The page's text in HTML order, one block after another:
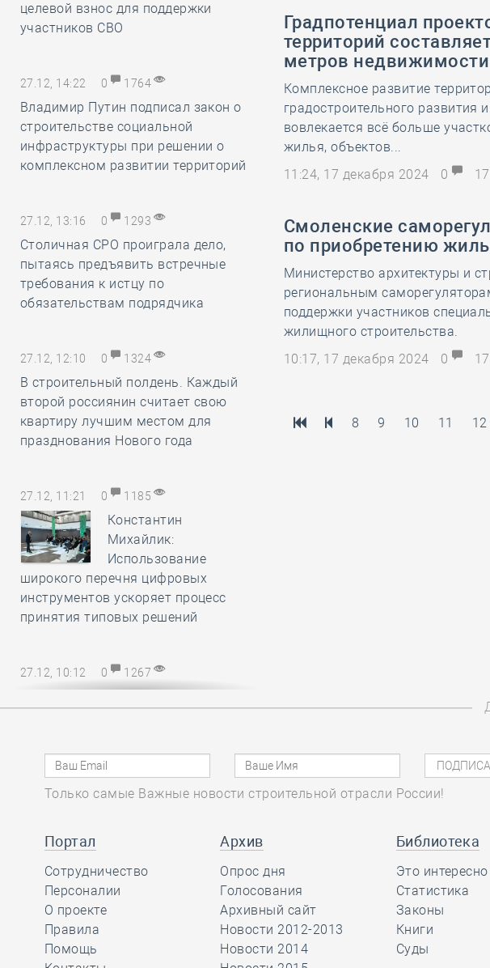
целевой взнос для поддержки
участников СВО
27.12, 14:22 0 1764
Владимир Путин подписал закон о
строительстве социальной
инфраструктуры при решении о
комплексном развитии территорий
27.12, 13:16 0 1293
Столичная СРО проиграла дело,
пытаясь предъявить встречные
требования к истцу по
обязательствам подрядчика
27.12, 12:10 0 1324
В строительный полдень. Каждый
второй россиянин считает свою
квартиру лучшим местом для
празднования Нового года
27.12, 11:21 0 1185
Константин
Михайлик:
Использование
широкого перечня цифровых
инструментов ускоряет процесс
принятия типовых решений
27.12, 10:12 0 1267
расходов на охрану труда
отметил, что объём
работ в
строительстве вырос более, чем на
32 процента с 2019 года
Градпотенциал
территорий
метров недвижимости
Комплексное развитие
градостроительного развития
вовлекается всё больше
жилья, объектов...
11:24, 17 декабря 2024
0
Смоленские
по приобретению
Министерство архитектуры и
региональным
поддержки участников
жилищного строительства.
10:17, 17 декабря 2024
0
8 9 10 11 12
Только самые Важные новости строительной отрасли России!
Портал
Сотрудничество
Персоналии
О проекте
Правила
Помощь
Архив
Опрос дня
Голосования
Архивный сайт
Новости 2012-2013
Новости 2014
Библиотека
Это интересно
Статистика
Законы
Книги
Суды